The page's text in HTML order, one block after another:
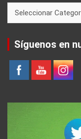
Síguenos en